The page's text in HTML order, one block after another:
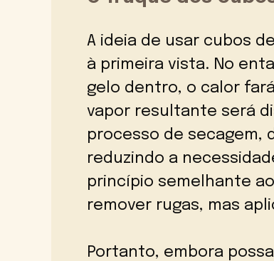
A ideia de usar cubos
à primeira vista. No
gelo dentro, o calor
vapor resultante será
processo de secagem,
reduzindo a
princípio semelhante
remover rugas, mas
Portanto, embora